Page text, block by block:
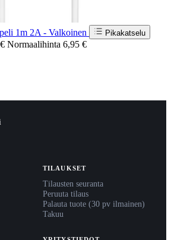
1m 2A - Valkoinen Pikakatselu
Normaalihinta 6,95 €
TILAUKSET
Tilausten seuranta
Peruuta tilaus
Palauta tuote (30 pv ilmainen)
Takuu